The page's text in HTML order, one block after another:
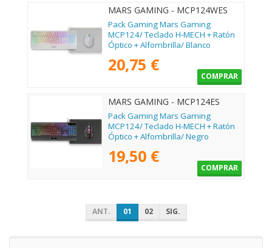
MARS GAMING - MCP124WES
Pack Gaming Mars Gaming
MCP124/ Teclado H-MECH + Ratón
Óptico + Alfombrilla/ Blanco
20,75 €
COMPRAR
MARS GAMING - MCP124ES
Pack Gaming Mars Gaming
MCP124/ Teclado H-MECH + Ratón
Óptico + Alfombrilla/ Negro
19,50 €
COMPRAR
ANT. 01 02 SIG.